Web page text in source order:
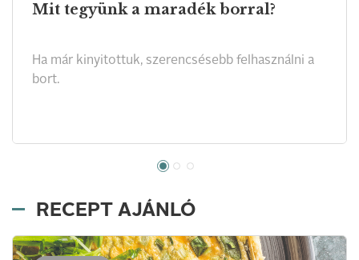
Mit tegyünk a maradék borral?
Ha már kinyitottuk, szerencsésebb felhasználni a
bort.
RECEPT AJÁNLÓ